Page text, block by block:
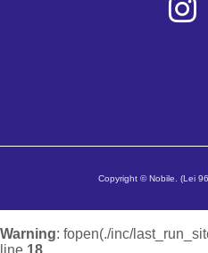
Copyright © Nobile. (Lei
Warning: fopen(./inc/
line 18